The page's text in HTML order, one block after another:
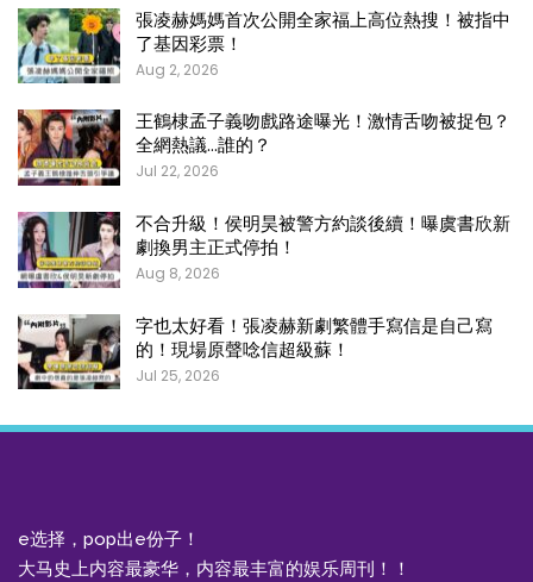
張凌赫媽媽首次公開全家福上高位熱搜！被指中
了基因彩票！
Aug 2, 2026
王鶴棣孟子義吻戲路途曝光！激情舌吻被捉包？
全網熱議…誰的？
Jul 22, 2026
不合升級！侯明昊被警方約談後續！曝虞書欣新
劇換男主正式停拍！
Aug 8, 2026
字也太好看！張凌赫新劇繁體手寫信是自己寫
的！現場原聲唸信超級蘇！
Jul 25, 2026
e选择，pop出e份子！
大马史上内容最豪华，内容最丰富的娱乐周刊！！